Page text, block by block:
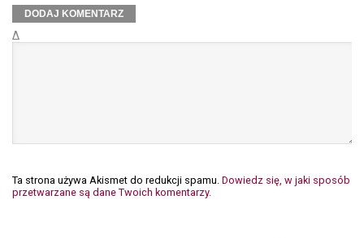
Δ
Ta strona używa Akismet do redukcji spamu. Dowiedz się, w jaki sposób
przetwarzane są dane Twoich komentarzy.